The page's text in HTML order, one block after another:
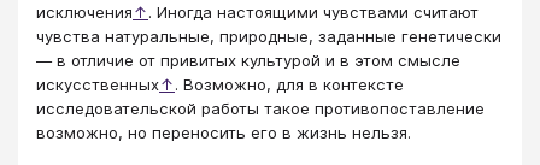
исключения↑. Иногда настоящими чувствами считают
чувства натуральные, природные, заданные генетически
— в отличие от привитых культурой и в этом смысле
искусственных↑. Возможно, для в контексте
исследовательской работы такое противопоставление
возможно, но переносить его в жизнь нельзя.